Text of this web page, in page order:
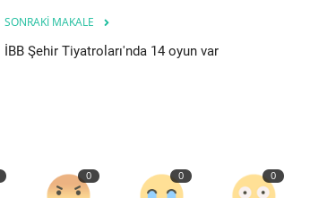
SONRAKI MAKALE
İBB Şehir Tiyatroları'nda 14 oyun var
0 0 0